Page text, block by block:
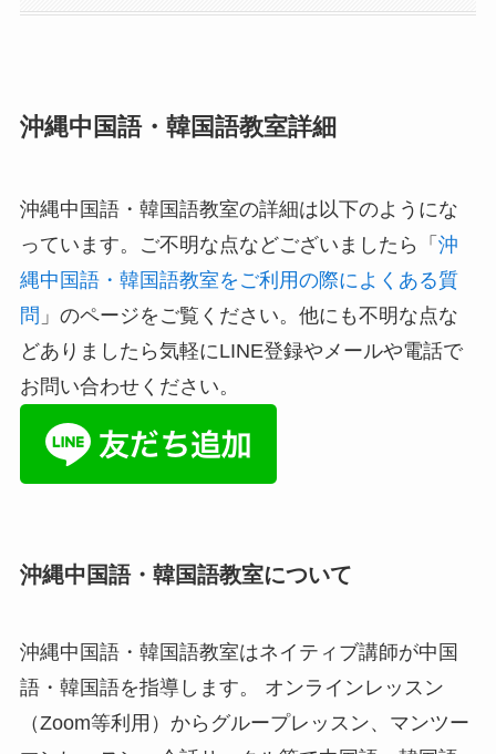
沖縄中国語・韓国語教室詳細
沖縄中国語・韓国語教室の詳細は以下のようにな
っています。ご不明な点などございましたら「 沖
縄中国語・韓国語教室をご利用の際によくある質
問 」のページをご覧ください。他にも不明な点な
どありましたら気軽にLINE登録やメールや電話で
お問い合わせください。
沖縄中国語・韓国語教室について
沖縄中国語・韓国語教室はネイティブ講師が中国
語・韓国語を指導します。 オンラインレッスン
（Zoom等利用）からグループレッスン、マンツー